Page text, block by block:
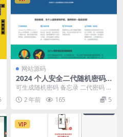
网站源码
2024 个人安全二代随机密码
备忘录程序源码
可生成随机密码 备忘录 二代密码 Y
oungxj Pwd 您的贴身密码管家 在
这...2 年前 165 5
VIP